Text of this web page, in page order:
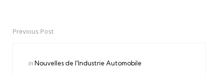
PostPrevious Post
Posted
inNouvelles de l'Industrie Automobile